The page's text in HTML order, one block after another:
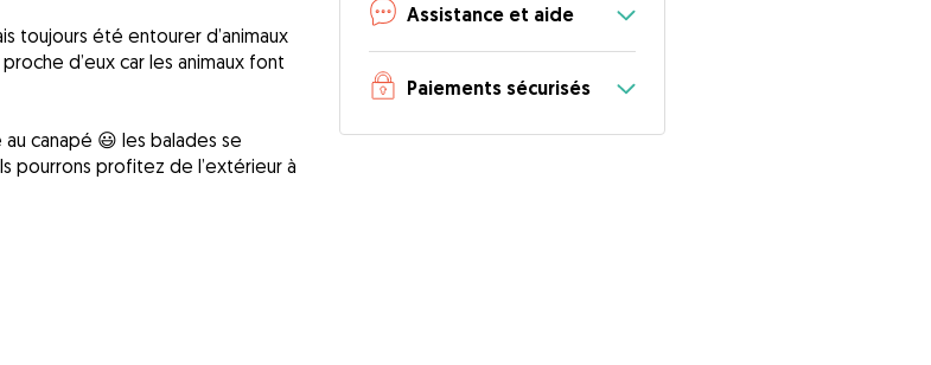
toujours été entourer d’animaux
d’eux car les animaux font
canapé 😃 les balades se
pourrons profitez de l’extérieur à
Assistance et aide
Paiements sécurisés